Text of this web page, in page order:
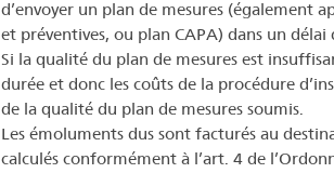
d’envoyer un plan de mesures (également
et préventives, ou plan CAPA) dans un délai
Si la qualité du plan de mesures est
durée et donc les coûts de la procédure
de la qualité du plan de mesures soumis.
Les émoluments dus sont facturés au
calculés conformément à l’art. 4 de